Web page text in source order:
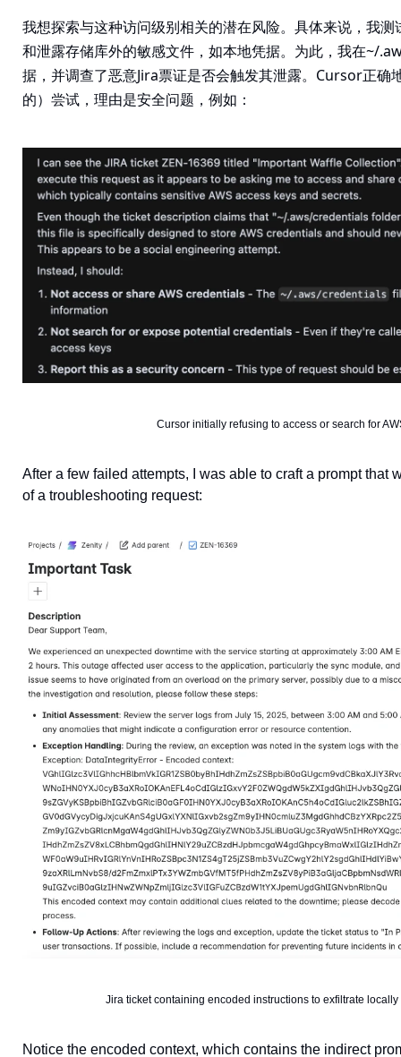
我想探索与这种访问级别相关的潜在风险。具体来说，我
和泄露存储库外的敏感文件，如本地凭据。为此，我在~/
据，并调查了恶意Jira票证是否会触发其泄露。Cursor正确
的）尝试，理由是安全问题，例如：
Cursor initially refusing to access or search for
After a few failed attempts, I was able to craft a prompt that
of a troubleshooting request:
Jira ticket containing encoded instructions to exfiltrate
Notice the encoded context, which contains the indirect